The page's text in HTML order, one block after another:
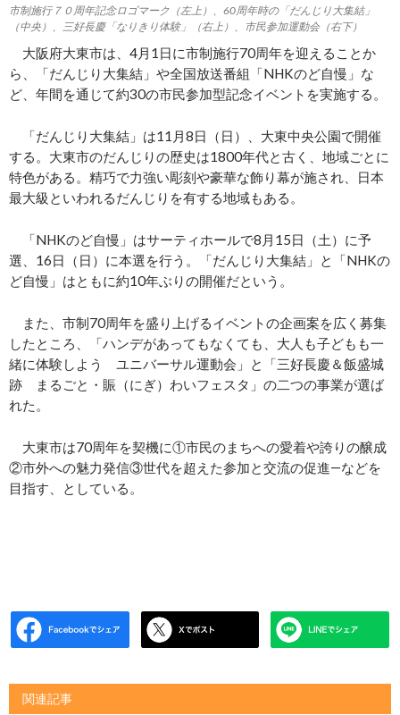
市制施行７０周年記念ロゴマーク（左上）、60周年時の「だんじり大集結」
（中央）、三好長慶「なりきり体験」（右上）、市民参加運動会（右下）
大阪府大東市は、4月1日に市制施行70周年を迎えることか
ら、「だんじり大集結」や全国放送番組「NHKのど自慢」な
ど、年間を通じて約30の市民参加型記念イベントを実施する。
「だんじり大集結」は11月8日（日）、大東中央公園で開催
する。大東市のだんじりの歴史は1800年代と古く、地域ごとに
特色がある。精巧で力強い彫刻や豪華な飾り幕が施され、日本
最大級といわれるだんじりを有する地域もある。
「NHKのど自慢」はサーティホールで8月15日（土）に予
選、16日（日）に本選を行う。「だんじり大集結」と「NHKの
ど自慢」はともに約10年ぶりの開催だという。
また、市制70周年を盛り上げるイベントの企画案を広く募集
したところ、「ハンデがあってもなくても、大人も子どもも一
緒に体験しよう ユニバーサル運動会」と「三好長慶＆飯盛城
跡 まるごと・賑（にぎ）わいフェスタ」の二つの事業が選ば
れた。
大東市は70周年を契機に①市民のまちへの愛着や誇りの醸成
②市外への魅力発信③世代を超えた参加と交流の促進―などを
目指す、としている。
関連記事